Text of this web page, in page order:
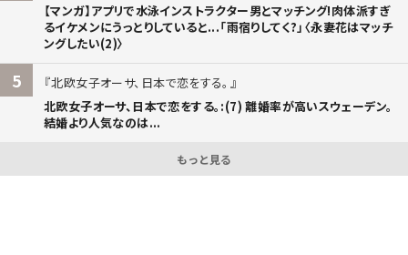
【マンガ】アプリで水泳インストラクター男とマッチング!肉体派すぎ
るイケメンにうっとりしていると...「雨宿りしてく?」〈永妻花はマッチ
ングしたい(2)〉
5
北欧女子オーサ、日本で恋をする。
北欧女子オーサ、日本で恋をする。:(7) 離婚率が高いスウェーデン。
結婚より人気なのは...
もっと見る